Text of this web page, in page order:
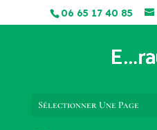
06 65 17 40 85
Sélectionner Une Page